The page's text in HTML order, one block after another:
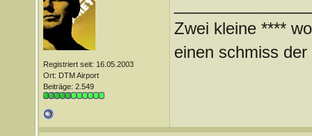
Registriert seit: 16.05.2003
Ort: DTM Airport
Beiträge: 2.549
Zwei kleine ****
einen schmiss